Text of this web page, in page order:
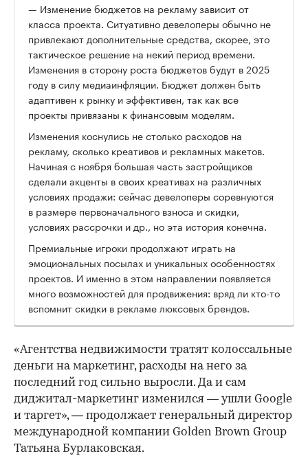
— Изменение бюджетов на рекламу зависит от
класса проекта. Ситуативно девелоперы обычно не
привлекают дополнительные средства, скорее, это
тактическое решение на некий период времени.
Изменения в сторону роста бюджетов будут в 2025
году в силу медиаинфляции. Бюджет должен быть
адаптивен к рынку и эффективен, так как все
проекты привязаны к финансовым моделям.
Изменения коснулись не столько расходов на
рекламу, сколько креативов и рекламных макетов.
Начиная с ноября большая часть застройщиков
сделали акценты в своих креативах на различных
условиях продажи: сейчас девелоперы соревнуются
в размере первоначального взноса и скидки,
условиях рассрочки и др., но эта история конечна.
Премиальные игроки продолжают играть на
эмоциональных посылах и уникальных особенностях
проектов. И именно в этом направлении появляется
много возможностей для продвижения: вряд ли кто-то
вспомнит скидки в рекламе люксовых брендов.
«Агентства недвижимости тратят колоссальные
деньги на маркетинг, расходы на него за
последний год сильно выросли. Да и сам
диджитал-маркетинг изменился — ушли Google
и таргет», — продолжает генеральный директор
международной компании Golden Brown Group
Татьяна Бурлаковская.